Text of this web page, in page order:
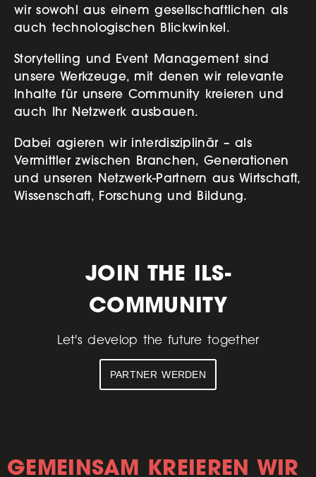
wir sowohl aus einem gesellschaftlichen als
auch technologischen Blickwinkel.
Storytelling und Event Management sind
unsere Werkzeuge, mit denen wir relevante
Inhalte für unsere Community kreieren und
auch Ihr Netzwerk ausbauen.
Dabei agieren wir interdisziplinär – als
Vermittler zwischen Branchen, Generationen
und unseren Netzwerk-Partnern aus Wirtschaft,
Wissenschaft, Forschung und Bildung.
JOIN THE ILS-
COMMUNITY
Let's develop the future together
PARTNER WERDEN
GEMEINSAM KREIEREN WIR